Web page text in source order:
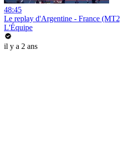
48:45
Le replay d'Argentine - France
L'Équipe
il y a 2 ans